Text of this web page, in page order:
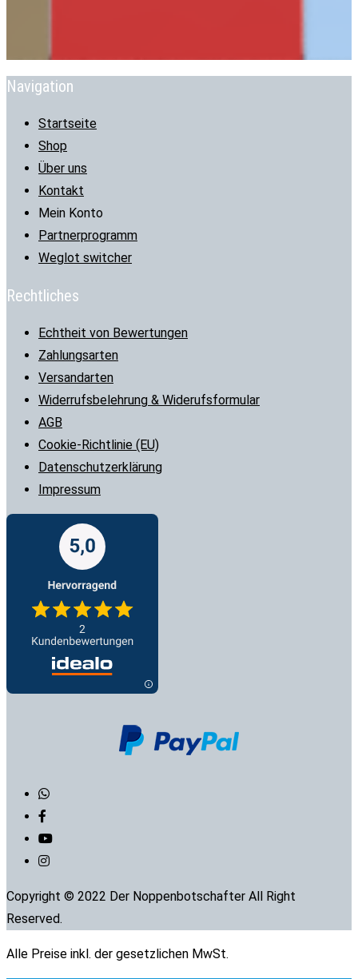
Navigation
Startseite
Shop
Über uns
Kontakt
Mein Konto
Partnerprogramm
Weglot switcher
Rechtliches
Echtheit von Bewertungen
Zahlungsarten
Versandarten
Widerrufsbelehrung & Widerufsformular
AGB
Cookie-Richtlinie (EU)
Datenschutzerklärung
Impressum
Copyright © 2022 Der Noppenbotschafter All Right
Reserved.
Alle Preise inkl. der gesetzlichen MwSt.